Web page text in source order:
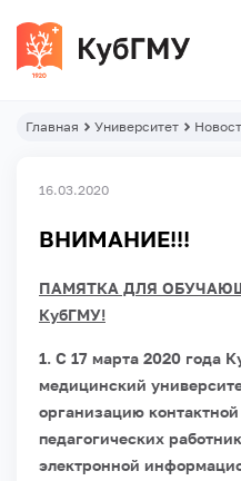
Главная Университет
16.03.2020
ВНИМАНИЕ!!!
ПАМЯТКА ДЛЯ
КубГМУ!
1. С 17 марта 2020 года
медицинский
организацию
педагогических
электронной